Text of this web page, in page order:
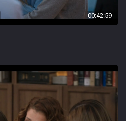
00:42:59